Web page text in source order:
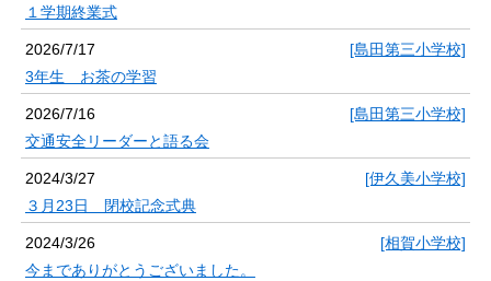
１学期終業式
2026/7/17
[島田第三小学校]
3年生 お茶の学習
2026/7/16
[島田第三小学校]
交通安全リーダーと語る会
2024/3/27
[伊久美小学校]
３月23日 閉校記念式典
2024/3/26
[相賀小学校]
今までありがとうございました。